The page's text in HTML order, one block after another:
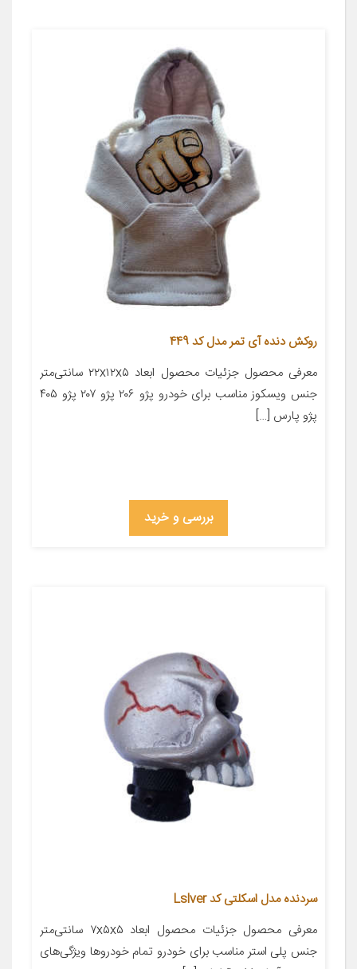
روکش دنده آی تمر مدل کد 449
معرفی محصول جزئیات محصول ابعاد ۲۲x۱۲x۵ سانتی‌متر
جنس ویسکوز مناسب برای خودرو پژو ۲۰۶ پژو ۲۰۷ پژو ۴۰۵
پژو پارس […]
بررسی و خرید
سردنده مدل اسکلتی کد Lslver
معرفی محصول جزئیات محصول ابعاد ۷x۵x۵ سانتی‌متر
جنس پلی استر مناسب برای خودرو تمام خودروها ویژگی‌های